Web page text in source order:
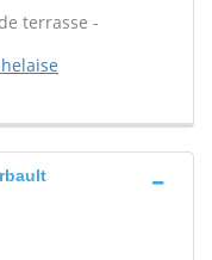
terrasse -